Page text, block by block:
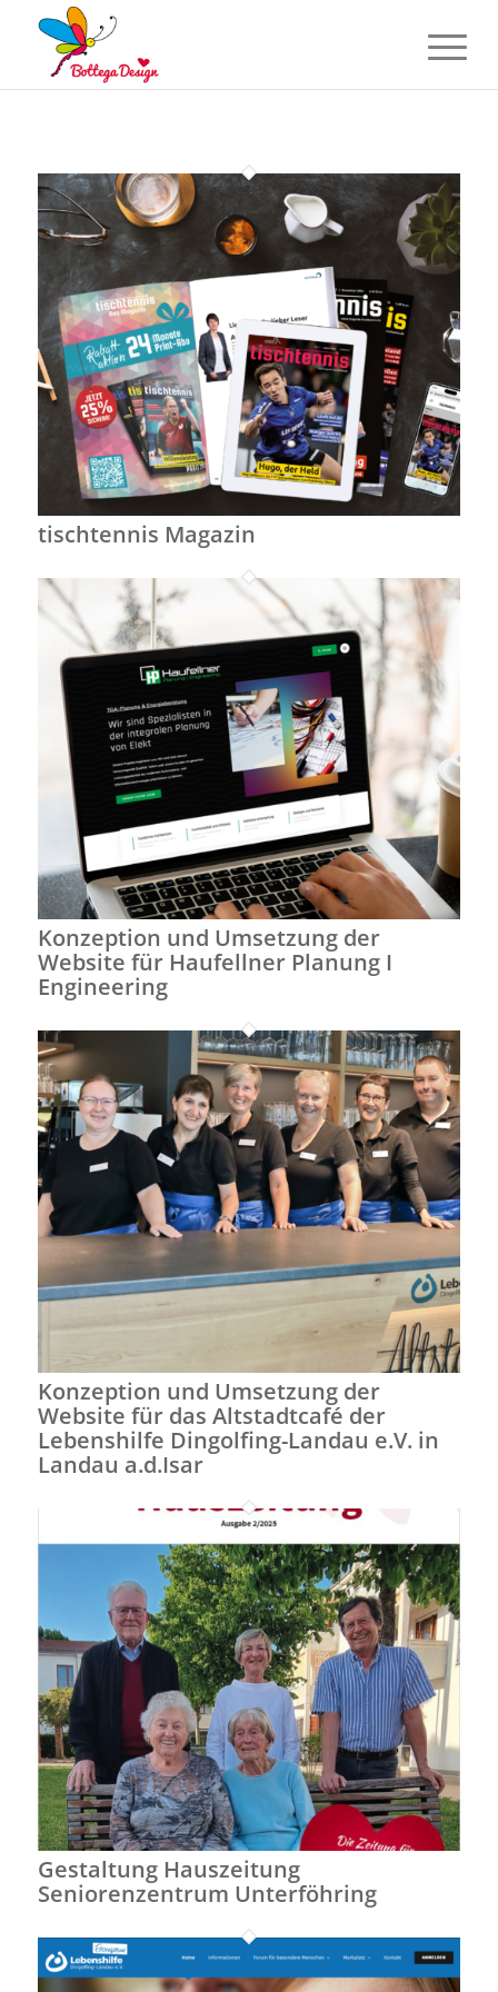
tischtennis Magazin
Konzeption und Umsetzung der
Website für Haufellner Planung I
Engineering
Konzeption und Umsetzung der
Website für das Altstadtcafé der
Lebenshilfe Dingolfing-Landau e.V. in
Landau a.d.Isar
Gestaltung Hauszeitung
Seniorenzentrum Unterföhring